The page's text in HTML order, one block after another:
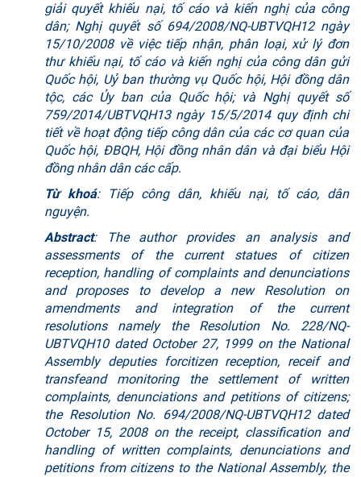
giải quyết khiếu nại, tố cáo và kiến nghị của công
dân; Nghị quyết số 694/2008/NQ-UBTVQH12 ngày
15/10/2008 về việc tiếp nhận, phân loại, xử lý đơn
thư khiếu nại, tố cáo và kiến nghị của công dân gửi
Quốc hội, Uỷ ban thường vụ Quốc hội, Hội đồng dân
tộc, các Ủy ban của Quốc hội; và Nghị quyết số
759/2014/UBTVQH13 ngày 15/5/2014 quy định chi
tiết về hoạt động tiếp công dân của các cơ quan của
Quốc hội, ĐBQH, Hội đồng nhân dân và đại biểu Hội
đồng nhân dân các cấp.
Từkhoá: Tiếp công dân, khiếu nại, tố cáo, dân
nguyện.
Abstract: The author provides an analysis and
assessments of the current statues of citizen
reception, handling of complaints and denunciations
and proposes to develop a new Resolution on
amendments and integration of the current
resolutions namely the Resolution No. 228/NQ-
UBTVQH10 dated October 27, 1999 on the National
Assembly deputies forcitizen reception, receif and
transfeand monitoring the settlement of written
complaints, denunciations and petitions of citizens;
the Resolution No. 694/2008/NQ-UBTVQH12 dated
October 15, 2008 on the receipt, classification and
handling of written complaints, denunciations and
petitions from citizens to the National Assembly, the